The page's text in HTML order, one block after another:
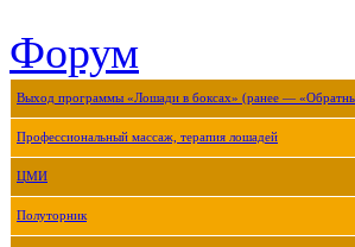
Форум
Выход программы «Лошади в боксах» (ранее —
Профессиональный массаж, терапия лошадей
ЦМИ
Полуторник